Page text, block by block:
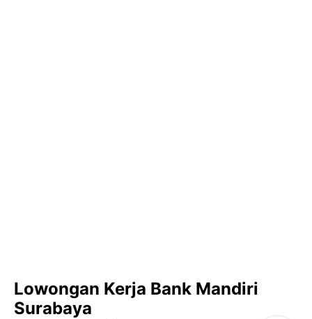
Lowongan Kerja Bank Mandiri
Surabaya